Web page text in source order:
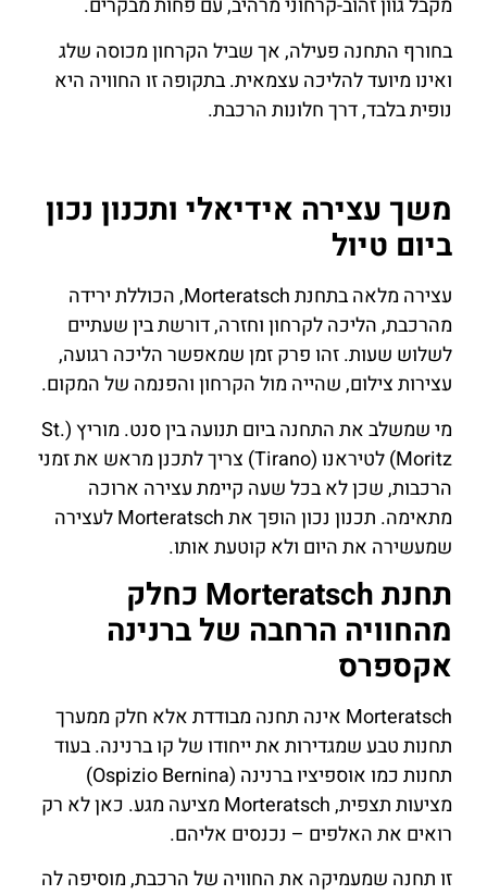
מקבל גוון זהוב-קרחוני מרהיב, עם פחות מבקרים.
בחורף התחנה פעילה, אך שביל הקרחון מכוסה שלג
ואינו מיועד להליכה עצמאית. בתקופה זו החוויה היא
נופית בלבד, דרך חלונות הרכבת.
משך עצירה אידיאלי ותכנון נכון
ביום טיול
עצירה מלאה בתחנת Morteratsch, הכוללת ירידה
מהרכבת, הליכה לקרחון וחזרה, דורשת בין שעתיים
לשלוש שעות. זהו פרק זמן שמאפשר הליכה רגועה,
עצירות צילום, שהייה מול הקרחון והפנמה של המקום.
מי שמשלב את התחנה ביום תנועה בין סנט. מוריץ (St.
Moritz) לטיראנו (Tirano) צריך לתכנן מראש את זמני
הרכבות, שכן לא בכל שעה קיימת עצירה ארוכה
מתאימה. תכנון נכון הופך את Morteratsch לעצירה
שמעשירה את היום ולא קוטעת אותו.
תחנת Morteratsch כחלק
מהחוויה הרחבה של ברנינה
אקספרס
Morteratsch אינה תחנה מבודדת אלא חלק ממערך
תחנות טבע שמגדירות את ייחודו של קו ברנינה. בעוד
תחנות כמו אוספיציו ברנינה (Ospizio Bernina)
מציעות תצפית, Morteratsch מציעה מגע. כאן לא רק
רואים את האלפים – נכנסים אליהם.
זו תחנה שמעמיקה את החוויה של הרכבת, מוסיפה לה